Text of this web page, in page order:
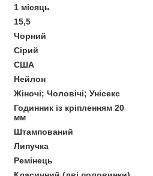
1 місяць
15,5
Чорний
Сірий
США
Нейлон
Жіночі; Чоловічі; Унісекс
Годинник із кріпленням 20
мм
Штампований
Липучка
Ремінець